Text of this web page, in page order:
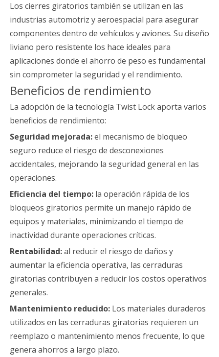
Los cierres giratorios también se utilizan en las
industrias automotriz y aeroespacial para asegurar
componentes dentro de vehículos y aviones. Su diseño
liviano pero resistente los hace ideales para
aplicaciones donde el ahorro de peso es fundamental
sin comprometer la seguridad y el rendimiento.
Beneficios de rendimiento
La adopción de la tecnología Twist Lock aporta varios
beneficios de rendimiento:
Seguridad mejorada:el mecanismo de bloqueo
seguro reduce el riesgo de desconexiones
accidentales, mejorando la seguridad general en las
operaciones.
Eficiencia del tiempo: la operación rápida de los
bloqueos giratorios permite un manejo rápido de
equipos y materiales, minimizando el tiempo de
inactividad durante operaciones críticas.
Rentabilidad:al reducir el riesgo de daños y
aumentar la eficiencia operativa, las cerraduras
giratorias contribuyen a reducir los costos operativos
generales.
Mantenimiento reducido: Los materiales duraderos
utilizados en las cerraduras giratorias requieren un
reemplazo o mantenimiento menos frecuente, lo que
genera ahorros a largo plazo.